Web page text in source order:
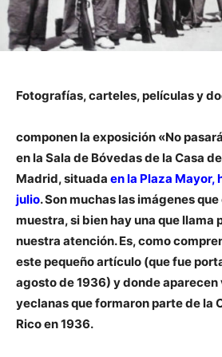
Fotografías, carteles, películas y
componen la exposición «No
en la Sala de Bóvedas de la Casa
Madrid, situada en la Plaza Mayor,
julio. Son muchas las imágenes
muestra, si bien hayuna que llama
nuestra atención. Es, como
este pequeño artículo (que fue
agosto de 1936) y donde aparecen
yeclanas que formaron parte de la
Rico en 1936.